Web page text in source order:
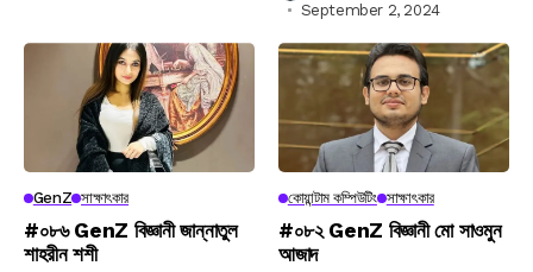
September 2, 2024
GenZ সাক্ষাৎকার
#০৮৬ GenZ বিজ্ঞানী জান্নাতুল
শাহরীন শশী
কোয়ান্টাম কম্পিউটিং সাক্ষাৎকার
#০৮২ GenZ বিজ্ঞানী মো সাওমুন
আজাদ